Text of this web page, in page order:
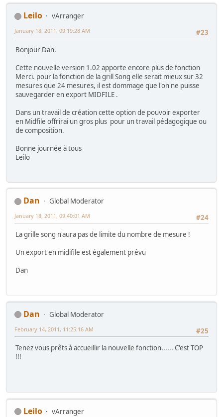
Leilo
vArranger
#23
January 18, 2011, 09:19:28 AM
Bonjour Dan,
Cette nouvelle version 1.02 apporte encore plus de fonction
Merci. pour la fonction de la grill Song elle serait mieux sur 32
mesures que 24 mesures, il est dommage que l'on ne puisse
sauvegarder en export MIDFILE .
Dans un travail de création cette option de pouvoir exporter
en Midfile offrirai un gros plus pour un travail pédagogique ou
de composition.
Bonne journée à tous
Leilo
Dan
Global Moderator
#24
January 18, 2011, 09:40:01 AM
La grille song n'aura pas de limite du nombre de mesure !
Un export en midifile est également prévu
Dan
Dan
Global Moderator
#25
February 14, 2011, 11:25:16 AM
Tenez vous prêts à accueillir la nouvelle fonction...... C'est TOP
!!!
Leilo
vArranger